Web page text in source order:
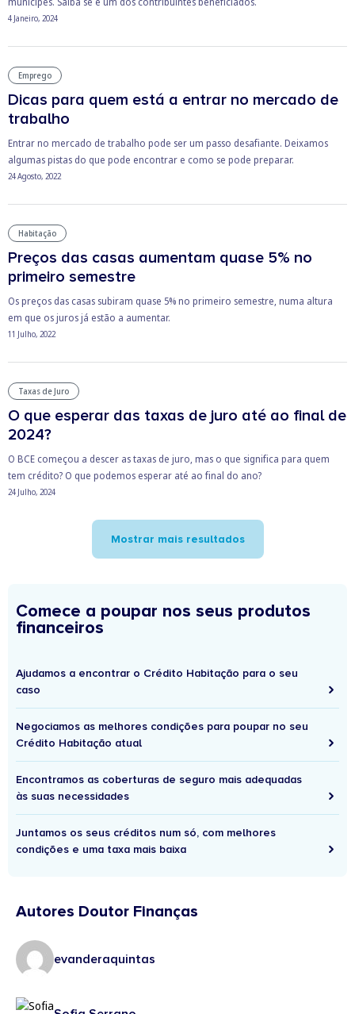
4 Janeiro, 2024
Emprego
Dicas para quem está a entrar no mercado de
trabalho
Entrar no mercado de trabalho pode ser um passo desafiante. Deixamos
algumas pistas do que pode encontrar e como se pode preparar.
24 Agosto, 2022
Habitação
Preços das casas aumentam quase 5% no
primeiro semestre
Os preços das casas subiram quase 5% no primeiro semestre, numa altura
em que os juros já estão a aumentar.
11 Julho, 2022
Taxas de Juro
O que esperar das taxas de juro até ao final de
2024?
O BCE começou a descer as taxas de juro, mas o que significa para quem
tem crédito? O que podemos esperar até ao final do ano?
24 Julho, 2024
Mostrar mais resultados
Comece a poupar nos seus produtos
financeiros
Ajudamos a encontrar o Crédito Habitação para o seu
caso
Negociamos as melhores condições para poupar no seu
Crédito Habitação atual
Encontramos as coberturas de seguro mais adequadas
às suas necessidades
Juntamos os seus créditos num só, com melhores
condições e uma taxa mais baixa
Autores Doutor Finanças
evanderaquintas